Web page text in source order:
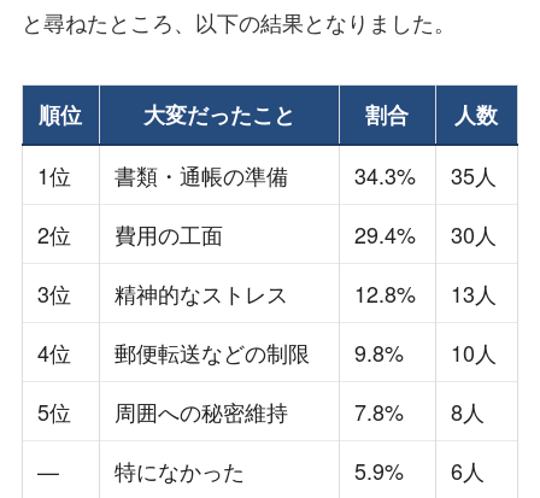
と尋ねたところ、以下の結果となりました。
順位 大変だったこと 割合
人数
1位
書類・通帳の準備 34.3%
35人
2位
費用の工面 29.4%
30人
3位
精神的なストレス 12.8%
13人
4位
郵便転送などの制限 9.8%
10人
5位
周囲への秘密維持 7.8%
8人
—
特になかった 5.9% 6人